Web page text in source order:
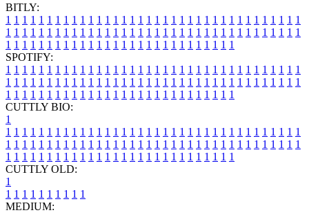
BITLY:
1 1 1 1 1 1 1 1 1 1 1 1 1 1 1 1 1 1 1 1 1 1 1 1 1 1 1 1 1 1 1 1 1 1 1 1
1 1 1 1 1 1 1 1 1 1 1 1 1 1 1 1 1 1 1 1 1 1 1 1 1 1 1 1 1 1 1 1 1 1 1 1
1 1 1 1 1 1 1 1 1 1 1 1 1 1 1 1 1 1 1 1 1 1 1 1 1 1 1 1
SPOTIFY:
1 1 1 1 1 1 1 1 1 1 1 1 1 1 1 1 1 1 1 1 1 1 1 1 1 1 1 1 1 1 1 1 1 1 1 1
1 1 1 1 1 1 1 1 1 1 1 1 1 1 1 1 1 1 1 1 1 1 1 1 1 1 1 1 1 1 1 1 1 1 1 1
1 1 1 1 1 1 1 1 1 1 1 1 1 1 1 1 1 1 1 1 1 1 1 1 1 1 1 1
CUTTLY BIO:
1
1 1 1 1 1 1 1 1 1 1 1 1 1 1 1 1 1 1 1 1 1 1 1 1 1 1 1 1 1 1 1 1 1 1 1 1
1 1 1 1 1 1 1 1 1 1 1 1 1 1 1 1 1 1 1 1 1 1 1 1 1 1 1 1 1 1 1 1 1 1 1 1
1 1 1 1 1 1 1 1 1 1 1 1 1 1 1 1 1 1 1 1 1 1 1 1 1 1 1 1
CUTTLY OLD:
1
1 1 1 1 1 1 1 1 1 1
MEDIUM: